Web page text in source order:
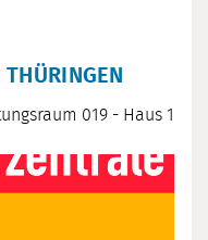
019 - Haus 1